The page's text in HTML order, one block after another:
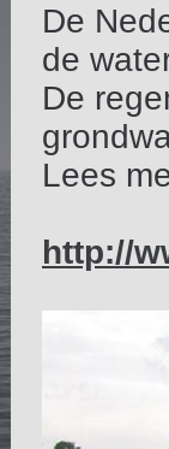
De
de
De
Lees
http://